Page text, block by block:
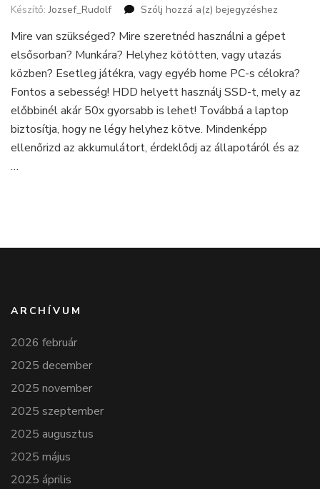
Készítő:Jozsef_Rudolf Szólj hozzá a(z) Hasznos
hogy
a
legkiválóbb
használt
laptopot
vásárold!
bejegyzéshez
Mire van szükséged? Mire szeretnéd használni a gépet
elsősorban? Munkára? Helyhez kötötten, vagy utazás
közben? Esetleg játékra, vagy egyéb home PC-s célokra?
Fontos a sebesség! HDD helyett használj SSD-t, mely az
előbbinél akár 50x gyorsabb is lehet! Továbbá a laptop
biztosítja, hogy ne légy helyhez kötve. Mindenképp
ellenőrizd az akkumulátort, érdeklődj az állapotáról és az
…
ARCHÍVUM
2026 február
2025 december
2025 november
2025 szeptember
2025 augusztus
2025 május
2025 április